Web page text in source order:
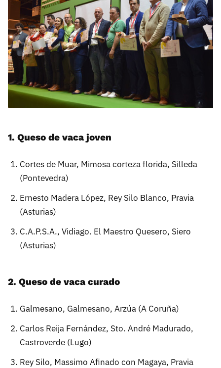
1. Queso de vaca joven
Cortes de Muar, Mimosa corteza florida, Silleda
(Pontevedra)
Ernesto Madera López, Rey Silo Blanco, Pravia
(Asturias)
C.A.P.S.A., Vidiago. El Maestro Quesero, Siero
(Asturias)
2. Queso de vaca curado
Galmesano, Galmesano, Arzúa (A Coruña)
Carlos Reija Fernández, Sto. André Madurado,
Castroverde (Lugo)
Rey Silo, Massimo Afinado con Magaya, Pravia